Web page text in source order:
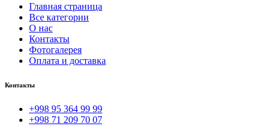
Главная страница
Все категории
О нас
Контакты
Фотогалерея
Оплата и доставка
Контакты
+998 95 364 99 99
+998 71 209 70 07